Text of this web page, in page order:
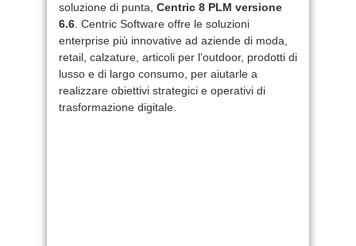
soluzione di punta, Centric 8 PLM versione
6.6 . Centric Software offre le soluzioni
enterprise più innovative ad aziende di moda,
retail, calzature, articoli per l’outdoor, prodotti di
lusso e di largo consumo, per aiutarle a
realizzare obiettivi strategici e operativi di
trasformazione digitale.